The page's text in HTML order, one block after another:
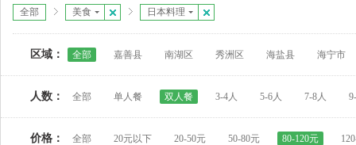
全部 美食 日本料理
区域： 全部 嘉善县 南湖区 秀洲区 海盐县 海宁市
人数： 全部 单人餐 双人餐 3-4人 5-6人 7-8人
价格： 全部 20元以下 20-50元 50-80元 80-120元